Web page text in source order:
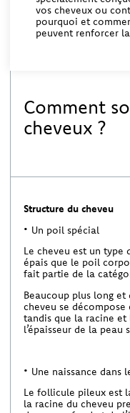
vos cheveux ou
pourquoi et
peuvent renforcer
Comment
cheveux ?
Structure du cheveu
Un poil spécial
Le cheveu est un
épais que le poil
fait partie de la
Beaucoup plus long et
cheveu se
tandis que la racine et
l’épaisseur de la peau
Une naissance dans
Le follicule pileux est
la racine du cheveu